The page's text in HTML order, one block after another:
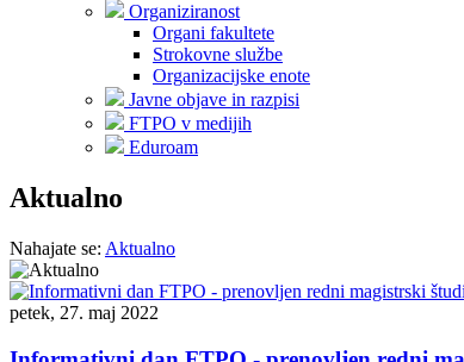
Organiziranost
Organi fakultete
Strokovne službe
Organizacijske enote
Javne objave in razpisi
FTPO v medijih
Eduroam
Aktualno
Nahajate se: Aktualno
petek, 27. maj 2022